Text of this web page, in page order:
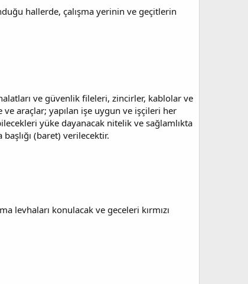
hallerde, çalışma yerinin ve geçitlerin
ve güvenlik fileleri, zincirler, kablolar ve
araçlar; yapılan işe uygun ve işçileri her
yüke dayanacak nitelik ve sağlamlıkta
(baret) verilecektir.
levhaları konulacak ve geceleri kırmızı